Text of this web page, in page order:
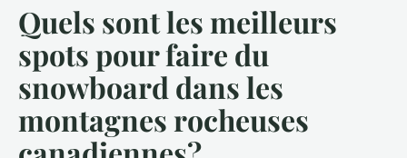
Quels sont les meilleurs
spots pour faire du
snowboard dans les
montagnes rocheuses